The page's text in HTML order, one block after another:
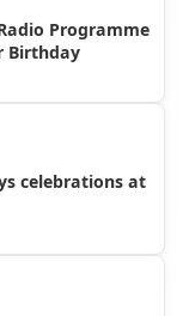
Programme
Birthday
celebrations at